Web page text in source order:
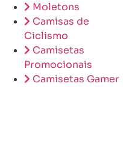
Moletons
Camisas de
Ciclismo
Camisetas
Promocionais
Camisetas Gamer